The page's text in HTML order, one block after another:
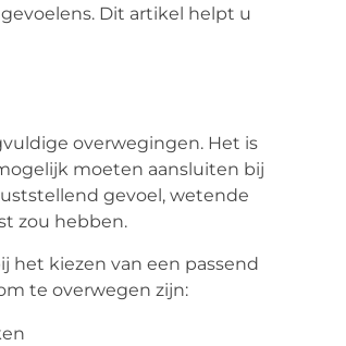
Dit artikel helpt u
overwegingen. Het is
moeten aansluiten bij
gevoel, wetende
zou hebben.
het kiezen van een passend
te overwegen zijn: